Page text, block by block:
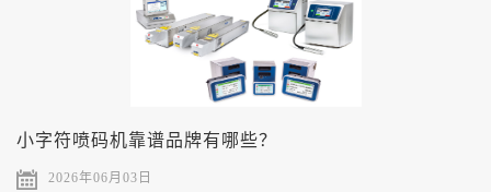
小字符喷码机靠谱品牌有哪些？
2026年06月03日